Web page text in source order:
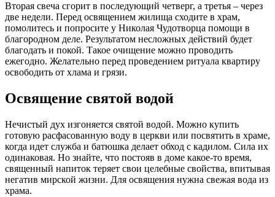
Вторая свеча сгорит в последующий четверг, а третья – через
две недели. Перед освящением жилища сходите в храм,
помолитесь и попросите у Николая Чудотворца помощи в
благородном деле. Результатом несложных действий будет
благодать и покой. Такое очищение можно проводить
ежегодно. Желательно перед проведением ритуала квартиру
освободить от хлама и грязи.
Освящение святой водой
Нечистый дух изгоняется святой водой. Можно купить
готовую расфасованную воду в церкви или посвятить в храме,
когда идет служба и батюшка делает обход с кадилом. Сила их
одинаковая. Но знайте, что постояв в доме какое-то время,
священный напиток теряет свои целебные свойства, впитывая
негатив мирской жизни. Для освящения нужна свежая вода из
храма.